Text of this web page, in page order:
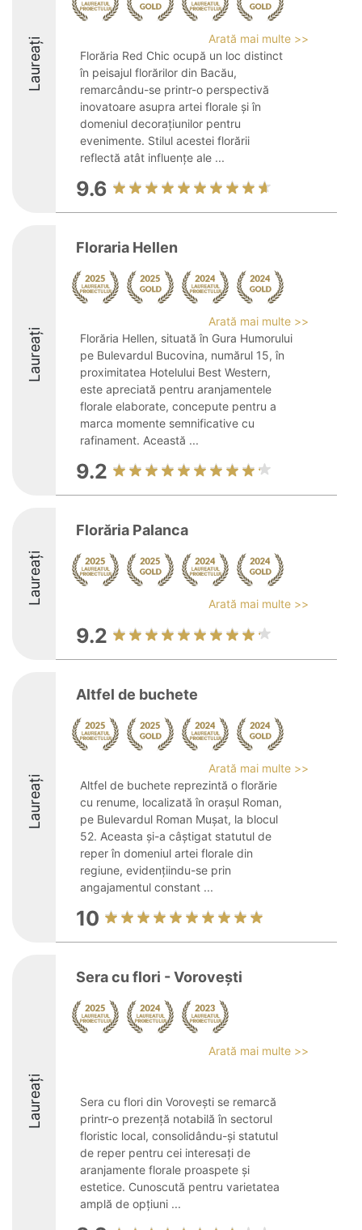
Laureați
Arată mai multe >>
Florăria Red Chic ocupă un loc distinct
în peisajul florărilor din Bacău,
remarcându-se printr-o perspectivă
inovatoare asupra artei florale și în
domeniul decorațiunilor pentru
evenimente. Stilul acestei florării
reflectă atât influențe ale ...
9.6
Laureați
Floraria Hellen
Arată mai multe >>
Florăria Hellen, situată în Gura Humorului
pe Bulevardul Bucovina, numărul 15, în
proximitatea Hotelului Best Western,
este apreciată pentru aranjamentele
florale elaborate, concepute pentru a
marca momente semnificative cu
rafinament. Această ...
9.2
Laureați
Florăria Palanca
Arată mai multe >>
9.2
Laureați
Altfel de buchete
Arată mai multe >>
Altfel de buchete reprezintă o florărie
cu renume, localizată în orașul Roman,
pe Bulevardul Roman Mușat, la blocul
52. Aceasta și-a câștigat statutul de
reper în domeniul artei florale din
regiune, evidențiindu-se prin
angajamentul constant ...
10
Laureați
Sera cu flori - Vorovești
Arată mai multe >>
Sera cu flori din Vorovești se remarcă
printr-o prezență notabilă în sectorul
floristic local, consolidându-și statutul
de reper pentru cei interesați de
aranjamente florale proaspete și
estetice. Cunoscută pentru varietatea
amplă de opțiuni ...